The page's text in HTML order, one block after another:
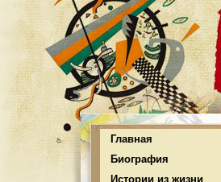
Главная
Биография
Истории из жизни